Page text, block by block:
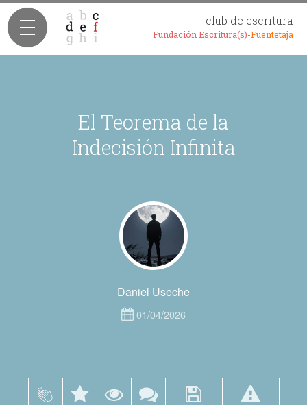
club de escritura
Fundación Escritura(s)-Fuentetaja
El Teorema de la
Indecisión Infinita
Daniel Useche
01/04/2026